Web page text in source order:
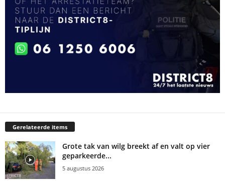
Gerelateerde items
Grote tak van wilg breekt af en valt op vier
geparkeerde...
5 augustus 2026